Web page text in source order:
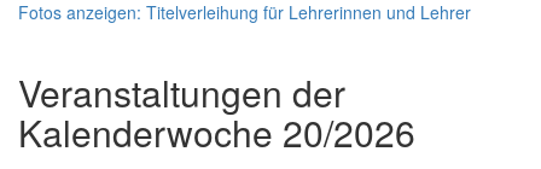
Fotos anzeigen: Titelverleihung für Lehrerinnen und Lehrer
Veranstaltungen der
Kalenderwoche 20/2026